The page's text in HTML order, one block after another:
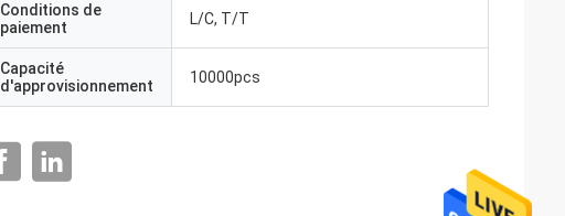
Conditions de
paiement
L/C, T/T
Capacité
d'approvisionnement
10000pcs